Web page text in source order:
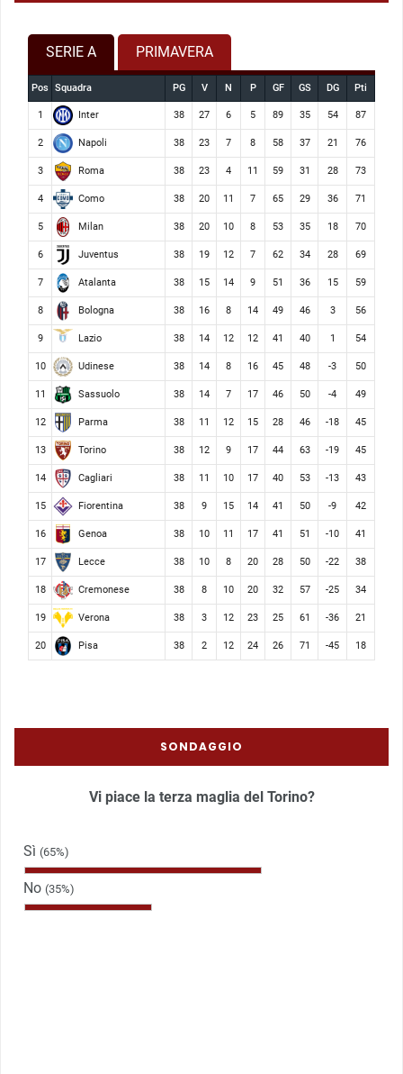
SERIE A PRIMAVERA
Pos Squadra PG V N P GF GS DG Pti
1 Inter 38 27 6 5 89 35 54 87
2 Napoli 38 23 7 8 58 37 21 76
3 Roma 38 23 4 11 59 31 28 73
4 Como 38 20 11 7 65 29 36 71
5 Milan 38 20 10 8 53 35 18 70
6 Juventus 38 19 12 7 62 34 28 69
7 Atalanta 38 15 14 9 51 36 15 59
8 Bologna 38 16 8 14 49 46 3 56
9 Lazio 38 14 12 12 41 40 1 54
10 Udinese 38 14 8 16 45 48 -3 50
11 Sassuolo 38 14 7 17 46 50 -4 49
12 Parma 38 11 12 15 28 46 -18 45
13 Torino 38 12 9 17 44 63 -19 45
14 Cagliari 38 11 10 17 40 53 -13 43
15 Fiorentina 38 9 15 14 41 50 -9 42
16 Genoa 38 10 11 17 41 51 -10 41
17 Lecce 38 10 8 20 28 50 -22 38
18 Cremonese 38 8 10 20 32 57 -25 34
19 Verona 38 3 12 23 25 61 -36 21
20 Pisa 38 2 12 24 26 71 -45 18
SONDAGGIO
Vi piace la terza maglia del Torino?
Sì (65%)
No (35%)